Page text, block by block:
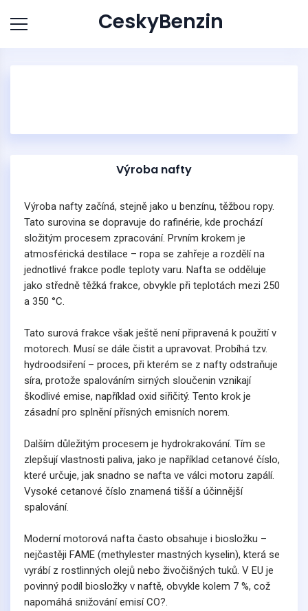
CeskyBenzin
Výroba nafty
Výroba nafty začíná, stejně jako u benzínu, těžbou ropy.
Tato surovina se dopravuje do rafinérie, kde prochází
složitým procesem zpracování. Prvním krokem je
atmosférická destilace – ropa se zahřeje a rozdělí na
jednotlivé frakce podle teploty varu. Nafta se odděluje
jako středně těžká frakce, obvykle při teplotách mezi 250
a 350 °C.
Tato surová frakce však ještě není připravená k použití v
motorech. Musí se dále čistit a upravovat. Probíhá tzv.
hydroodsiření – proces, při kterém se z nafty odstraňuje
síra, protože spalováním sirných sloučenin vznikají
škodlivé emise, například oxid siřičitý. Tento krok je
zásadní pro splnění přísných emisních norem.
Dalším důležitým procesem je hydrokrakování. Tím se
zlepšují vlastnosti paliva, jako je například cetanové číslo,
které určuje, jak snadno se nafta ve válci motoru zapálí.
Vysoké cetanové číslo znamená tišší a účinnější
spalování.
Moderní motorová nafta často obsahuje i biosložku –
nejčastěji FAME (methylester mastných kyselin), která se
vyrábí z rostlinných olejů nebo živočišných tuků. V EU je
povinný podíl biosložky v naftě, obvykle kolem 7 %, což
napomáhá snižování emisí CO?.